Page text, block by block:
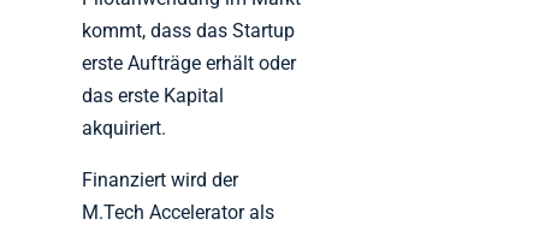
kommt, dass das Startup
erste Aufträge erhält oder
das erste Kapital
akquiriert.
Finanziert wird der
M.Tech Accelerator als